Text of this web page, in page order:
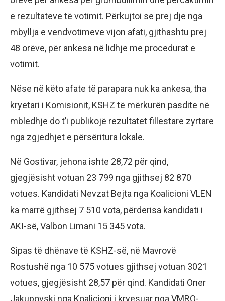
e rezultateve të votimit. Përkujtoi se prej dje nga
mbyllja e vendvotimeve vijon afati, gjithashtu prej
48 orëve, për ankesa në lidhje me procedurat e
votimit.
Nëse në këto afate të parapara nuk ka ankesa, tha
kryetari i Komisionit, KSHZ të mërkurën pasdite në
mbledhje do t’i publikojë rezultatet fillestare zyrtare
nga zgjedhjet e përsëritura lokale.
Në Gostivar, jehona ishte 28,72 për qind,
gjegjësisht votuan 23 799 nga gjithsej 82 870
votues. Kandidati Nevzat Bejta nga Koalicioni VLEN
ka marrë gjithsej 7 510 vota, përderisa kandidati i
AKI-së, Valbon Limani 15 345 vota.
Sipas të dhënave të KSHZ-së, në Mavrovë
Rostushë nga 10 575 votues gjithsej votuan 3021
votues, gjegjësisht 28,57 për qind. Kandidati Oner
Jakupovski nga Koalicioni i kryesuar nga VMRO-